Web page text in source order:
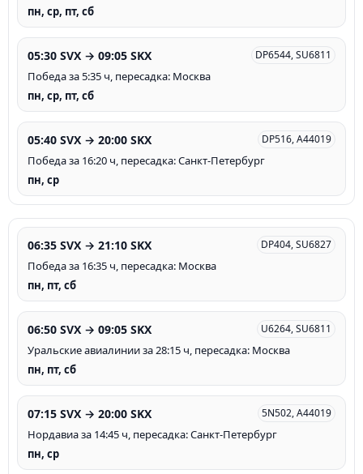
пн, ср, пт, сб
05:30 SVX → 09:05 SKX DP6544, SU6811
Победа за 5:35 ч, пересадка: Москва
пн, ср, пт, сб
05:40 SVX → 20:00 SKX DP516, A44019
Победа за 16:20 ч, пересадка: Санкт-Петербург
пн, ср
06:35 SVX → 21:10 SKX DP404, SU6827
Победа за 16:35 ч, пересадка: Москва
пн, пт, сб
06:50 SVX → 09:05 SKX U6264, SU6811
Уральские авиалинии за 28:15 ч, пересадка: Москва
пн, пт, сб
07:15 SVX → 20:00 SKX 5N502, A44019
Нордавиа за 14:45 ч, пересадка: Санкт-Петербург
пн, ср